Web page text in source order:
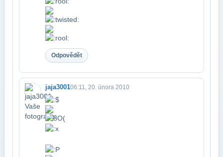
Odpovědět
jaja300106:11, 20. února 2010